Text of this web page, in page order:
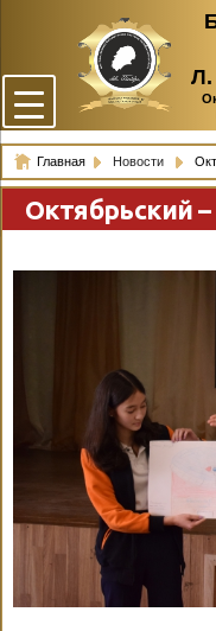
Л.
Главная Новости
Октябрьский –